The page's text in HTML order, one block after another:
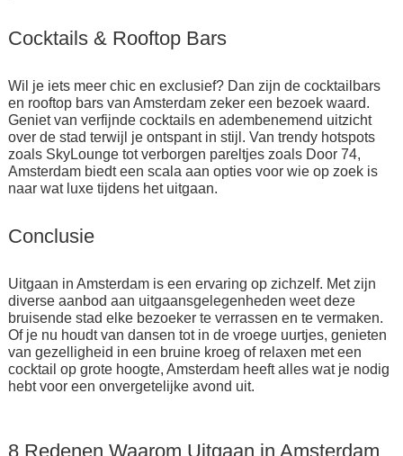
Cocktails & Rooftop Bars
Wil je iets meer chic en exclusief? Dan zijn de cocktailbars
en rooftop bars van Amsterdam zeker een bezoek waard.
Geniet van verfijnde cocktails en adembenemend uitzicht
over de stad terwijl je ontspant in stijl. Van trendy hotspots
zoals SkyLounge tot verborgen pareltjes zoals Door 74,
Amsterdam biedt een scala aan opties voor wie op zoek is
naar wat luxe tijdens het uitgaan.
Conclusie
Uitgaan in Amsterdam is een ervaring op zichzelf. Met zijn
diverse aanbod aan uitgaansgelegenheden weet deze
bruisende stad elke bezoeker te verrassen en te vermaken.
Of je nu houdt van dansen tot in de vroege uurtjes, genieten
van gezelligheid in een bruine kroeg of relaxen met een
cocktail op grote hoogte, Amsterdam heeft alles wat je nodig
hebt voor een onvergetelijke avond uit.
8 Redenen Waarom Uitgaan in Amsterdam